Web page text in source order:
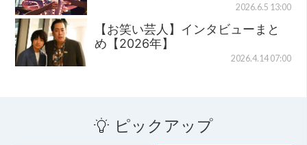
2026.6.5 13:00
【お笑い芸人】インタビューまと
め【2026年】
2026.4.14 07:00
ピックアップ